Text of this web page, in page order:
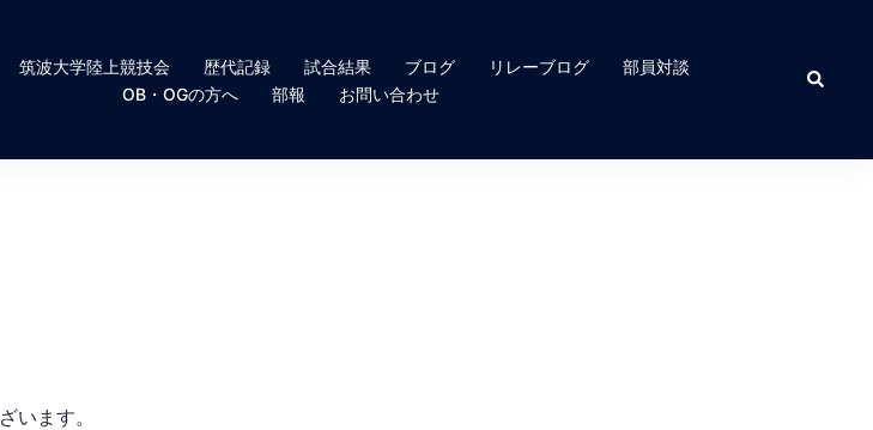
筑波大学陸上競技会 歴代記録 試合結果 ブログ リレーブログ
部員対談
OB・OGの方へ
部報 お問い合わせ
検
索
います。